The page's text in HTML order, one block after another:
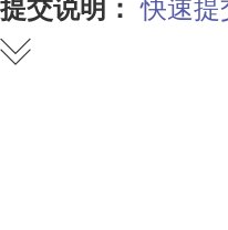
提交说明： 快速提